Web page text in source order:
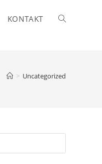
KONTAKT WEBSITE-
> Uncategorized